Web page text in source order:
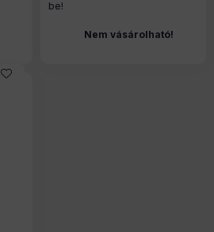
be!
Nem vásárolható!